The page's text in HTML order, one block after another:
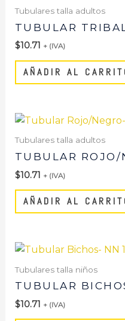
Tubulares talla adultos
TUBULAR
$10.71 + (IVA)
AÑADIR AL
Tubulares talla adultos
TUBULAR ROJO/
$10.71 + (IVA)
AÑADIR AL
Tubulares talla niños
TUBULAR
$10.71 + (IVA)